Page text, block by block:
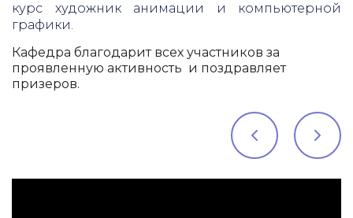
курс художник анимации и компьютерной
графики.
Кафедра благодарит всех участников за
проявленную активность и поздравляет
призеров.